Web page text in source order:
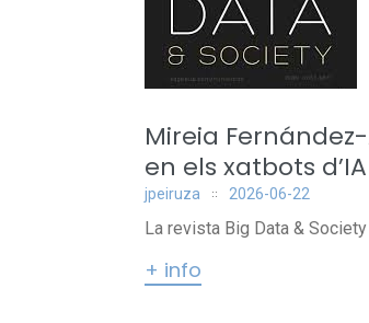
Mireia
en els xatbots
jpeiruza 2026-06-22
La revista Big Data &
+ info